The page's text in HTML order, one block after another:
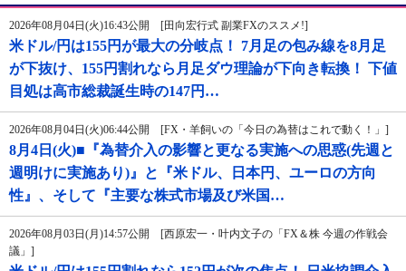
2026年08月04日(火)16:43公開 [田向宏行式 副業FXのススメ!]
米ドル/円は155円が最大の分岐点！ 7月足の包み線を8月足
が下抜け、155円割れなら月足ダウ理論が下向き転換！ 下値
目処は高市総裁誕生時の147円…
2026年08月04日(火)06:44公開 [FX・羊飼いの「今日の為替はこれで動く！」]
8月4日(火)■『為替介入の影響と更なる実施への思惑(先週と
週明けに実施あり)』と『米ドル、日本円、ユーロの方向
性』、そして『主要な株式市場及び米国…
2026年08月03日(月)14:57公開 [西原宏一・叶内文子の「FX＆株 今週の作戦会
議」]